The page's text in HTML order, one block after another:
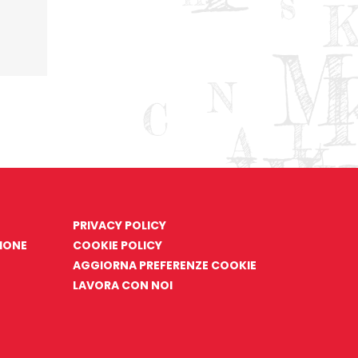
PRIVACY POLICY
COOKIE POLICY
AGGIORNA PREFERENZE COOKIE
LAVORA CON NOI